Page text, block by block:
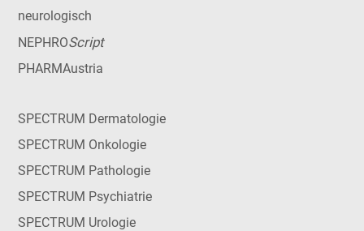
neurologisch
NEPHROScript
PHARMAustria
SPECTRUM Dermatologie
SPECTRUM Onkologie
SPECTRUM Pathologie
SPECTRUM Psychiatrie
SPECTRUM Urologie